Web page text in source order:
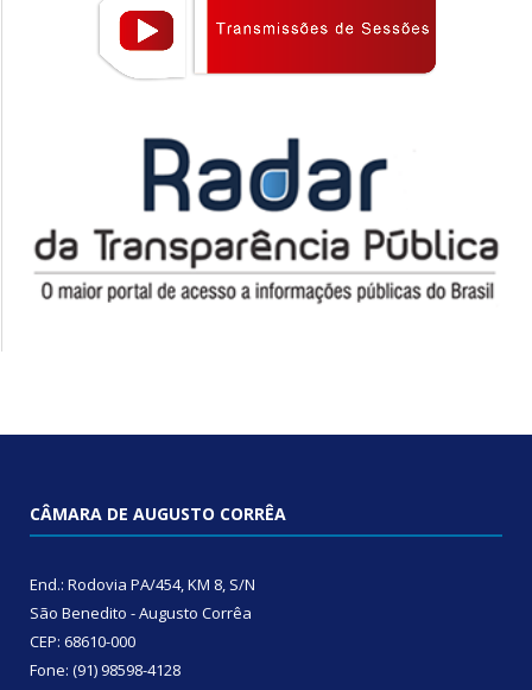
CÂMARA DE AUGUSTO CORRÊA
End.: Rodovia PA/454, KM 8, S/N
São Benedito - Augusto Corrêa
CEP: 68610-000
Fone: (91) 98598-4128